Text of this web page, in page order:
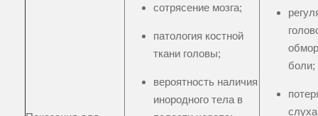
сотрясение мозга;
патология костной
ткани головы;
вероятность наличия
инородного тела в
боли;